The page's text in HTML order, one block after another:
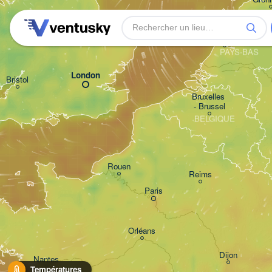
Températures
London
Birmingham
Bristol
Nantes
Bruxelles
- Brussel
Norwich
Reims
Rouen
PAYS-BAS
BELGIQUE
Paris
Orléans
Dijon